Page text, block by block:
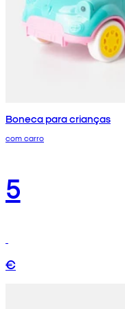
Boneca para crianças
com carro
5
€